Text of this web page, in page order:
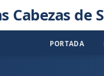
Cabezas de
PORTADA